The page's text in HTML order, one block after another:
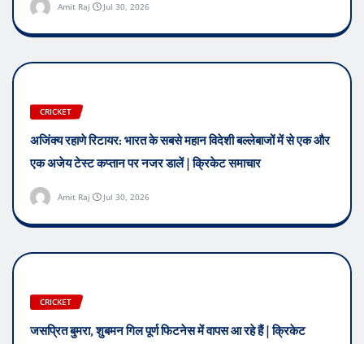
Amit Raj Jul 30, 2026
CRICKET
अजिंक्य रहाणे रिटायर: भारत के सबसे महान विदेशी बल्लेबाजों में से एक और
एक अजेय टेस्ट कप्तान पर नजर डालें | क्रिकेट समाचार
Amit Raj Jul 30, 2026
CRICKET
जसप्रित बुमरा, शुबमन गिल पूर्ण फिटनेस में वापस आ रहे हैं | क्रिकेट